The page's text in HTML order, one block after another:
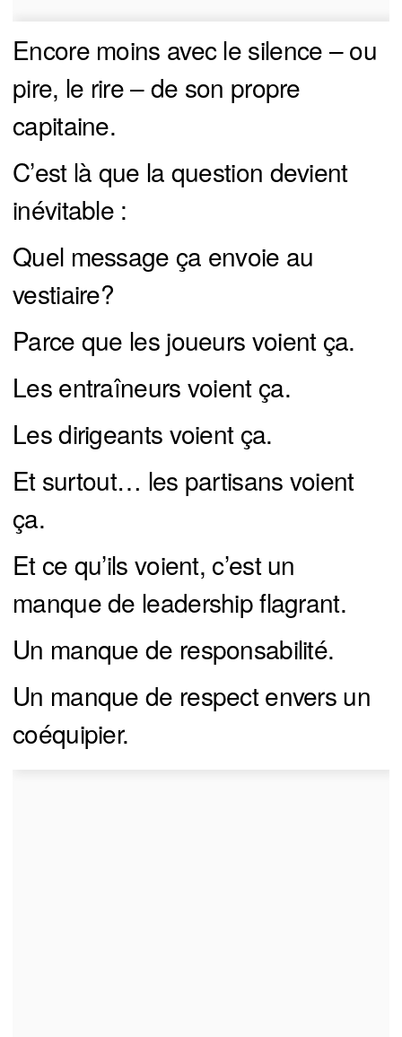
Encore moins avec le silence – ou
pire, le rire – de son propre
capitaine.
C’est là que la question devient
inévitable :
Quel message ça envoie au
vestiaire?
Parce que les joueurs voient ça.
Les entraîneurs voient ça.
Les dirigeants voient ça.
Et surtout… les partisans voient
ça.
Et ce qu’ils voient, c’est un
manque de leadership flagrant.
Un manque de responsabilité.
Un manque de respect envers un
coéquipier.